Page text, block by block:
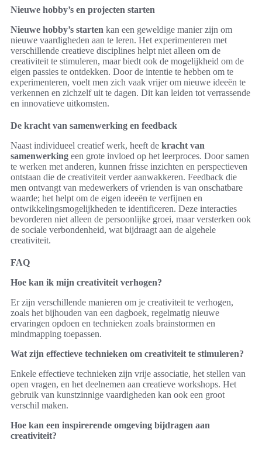
Nieuwe hobby’s en projecten starten
Nieuwe hobby’s starten kan een geweldige manier zijn om
nieuwe vaardigheden aan te leren. Het experimenteren met
verschillende creatieve disciplines helpt niet alleen om de
creativiteit te stimuleren, maar biedt ook de mogelijkheid om de
eigen passies te ontdekken. Door de intentie te hebben om te
experimenteren, voelt men zich vaak vrijer om nieuwe ideeën te
verkennen en zichzelf uit te dagen. Dit kan leiden tot verrassende
en innovatieve uitkomsten.
De kracht van samenwerking en feedback
Naast individueel creatief werk, heeft de kracht van
samenwerking een grote invloed op het leerproces. Door samen
te werken met anderen, kunnen frisse inzichten en perspectieven
ontstaan die de creativiteit verder aanwakkeren. Feedback die
men ontvangt van medewerkers of vrienden is van onschatbare
waarde; het helpt om de eigen ideeën te verfijnen en
ontwikkelingsmogelijkheden te identificeren. Deze interacties
bevorderen niet alleen de persoonlijke groei, maar versterken ook
de sociale verbondenheid, wat bijdraagt aan de algehele
creativiteit.
FAQ
Hoe kan ik mijn creativiteit verhogen?
Er zijn verschillende manieren om je creativiteit te verhogen,
zoals het bijhouden van een dagboek, regelmatig nieuwe
ervaringen opdoen en technieken zoals brainstormen en
mindmapping toepassen.
Wat zijn effectieve technieken om creativiteit te stimuleren?
Enkele effectieve technieken zijn vrije associatie, het stellen van
open vragen, en het deelnemen aan creatieve workshops. Het
gebruik van kunstzinnige vaardigheden kan ook een groot
verschil maken.
Hoe kan een inspirerende omgeving bijdragen aan
creativiteit?